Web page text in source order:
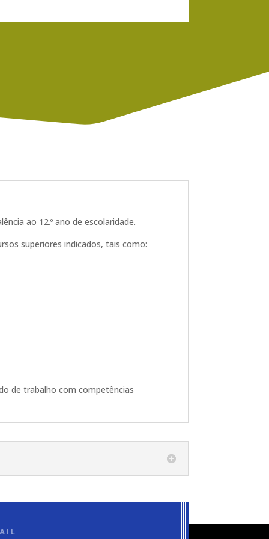
ao 12.º ano de escolaridade.
superiores indicados, tais como:
de trabalho com competências